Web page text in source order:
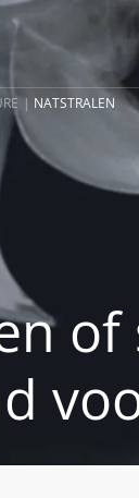
NATSTRALEN